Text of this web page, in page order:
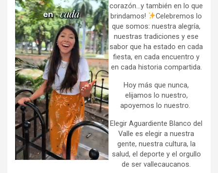
corazón…y también en lo que
brindamos!
Celebremos lo
que somos: nuestra alegría,
nuestras tradiciones y ese
sabor que ha estado en cada
fiesta, en cada encuentro y
en cada historia compartida.
Hoy más que nunca,
elijamos lo nuestro,
apoyemos lo nuestro.
Elegir Aguardiente Blanco del
Valle es elegir a nuestra
gente, nuestra cultura, la
salud, el deporte y el orgullo
de ser vallecaucanos.